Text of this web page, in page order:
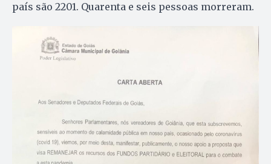
país são 2201. Quarenta e seis pessoas morreram.